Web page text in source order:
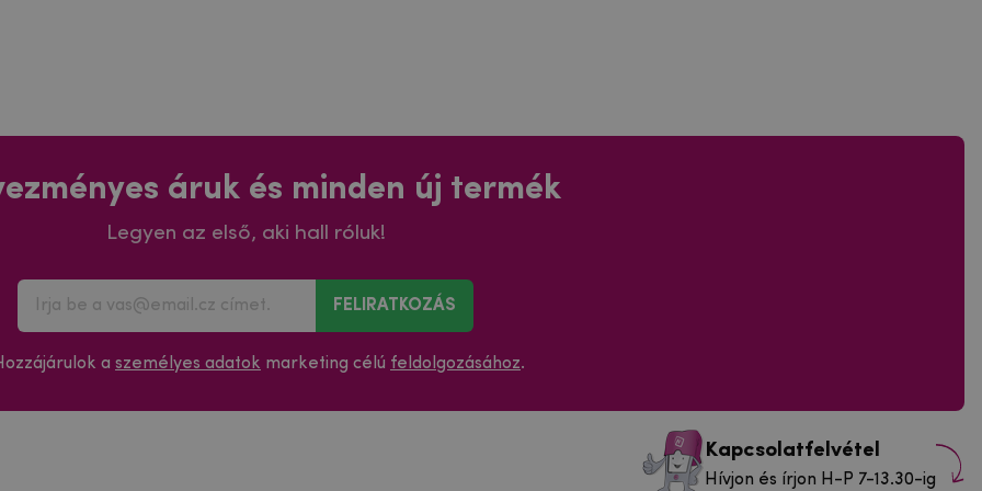
áruk és minden új termék
Legyen az első, aki hall róluk!
FELIRATKOZÁS
a személyes adatok marketing célú feldolgozásához.
Kapcsolatfelvétel
Hívjon és írjon H-P 7-13.30-ig